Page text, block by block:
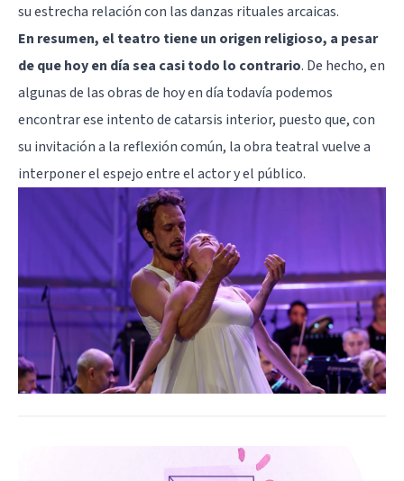
su estrecha relación con las danzas rituales arcaicas.
En resumen, el teatro tiene un origen religioso, a pesar
de que hoy en día sea casi todo lo contrario. De hecho, en
algunas de las obras de hoy en día todavía podemos
encontrar ese intento de catarsis interior, puesto que, con
su invitación a la reflexión común, la obra teatral vuelve a
interponer el espejo entre el actor y el público.